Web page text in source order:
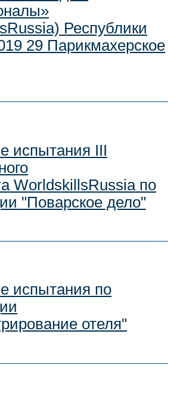
Республики
29 Парикмахерское
испытания III
WorldskillsRussia по
"Поварское дело"
испытания по
отеля"